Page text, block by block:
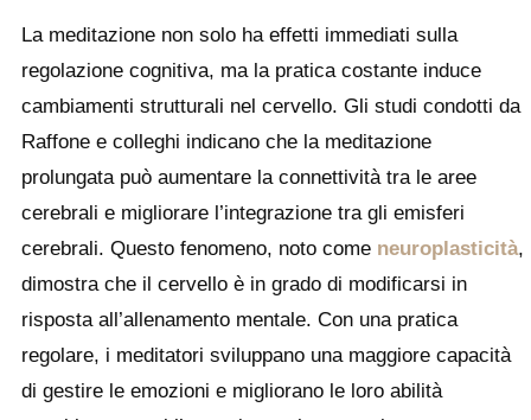
La meditazione non solo ha effetti immediati sulla
regolazione cognitiva, ma la pratica costante induce
cambiamenti strutturali nel cervello. Gli studi condotti da
Raffone e colleghi indicano che la meditazione
prolungata può aumentare la connettività tra le aree
cerebrali e migliorare l’integrazione tra gli emisferi
cerebrali. Questo fenomeno, noto come neuroplasticità,
dimostra che il cervello è in grado di modificarsi in
risposta all’allenamento mentale. Con una pratica
regolare, i meditatori sviluppano una maggiore capacità
di gestire le emozioni e migliorano le loro abilità